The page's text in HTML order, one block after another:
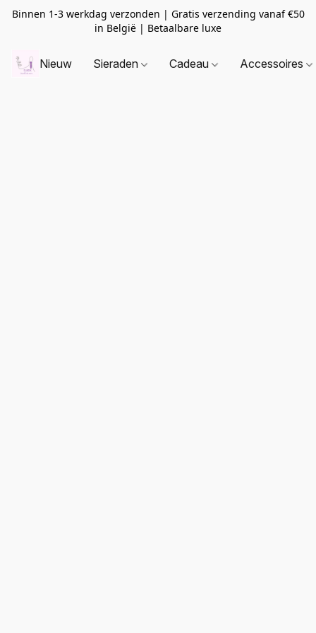
Binnen 1-3 werkdag verzonden | Gratis verzending vanaf €50
in België | Betaalbare luxe
Nieuw Sieraden Cadeau Accessoires